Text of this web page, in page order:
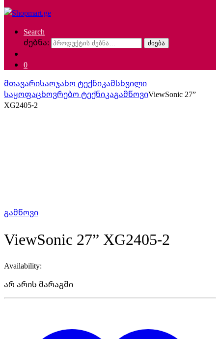
Search
ძებნა:
ძიება
0
მთავარისაოჯახო ტექნიკამსხვილი
საყოფაცხოვრებო ტექნიკაგამწოვიViewSonic 27”
XG2405-2
გამწოვი
ViewSonic 27” XG2405-2
Availability:
არ არის მარაგში